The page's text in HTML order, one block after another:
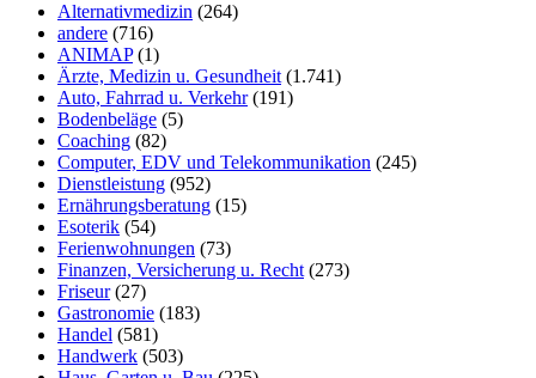
Alternativmedizin (264)
andere (716)
ANIMAP(1)
Ärzte, Medizin u. Gesundheit (1.741)
Auto, Fahrrad u. Verkehr(191)
Bodenbeläge (5)
Coaching (82)
Computer, EDV und Telekommunikation (245)
Dienstleistung (952)
Ernährungsberatung (15)
Esoterik (54)
Ferienwohnungen (73)
Finanzen, Versicherung u. Recht (273)
Friseur(27)
Gastronomie (183)
Handel (581)
Handwerk (503)